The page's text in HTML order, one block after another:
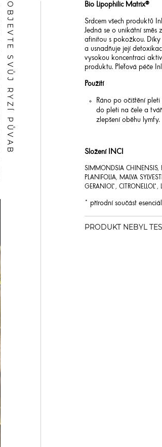
OBJEVTE SVŮJ RYZÍ PŮVAB Bio Lipophilic Matrix®
Srdcem všech produktů
Jedná se o unikátní směs
afinitou s pokožkou.
a usnadňuje její
vysokou koncentraci
produktu. Pleťová péče
Použití
Ráno po očištění
do pleti na čele a
zlepšení oběhu lymfy.
Složení INCI
SIMMONDSIA CHINENSIS,
PLANIFOLIA, MALVA
GERANIOL*, CITRONELLOL*,
* přírodní součást